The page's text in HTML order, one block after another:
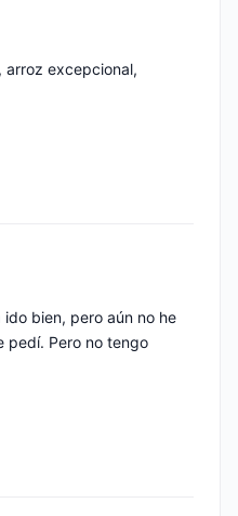
arroz excepcional,
bien, pero aún no he
pedí. Pero no tengo